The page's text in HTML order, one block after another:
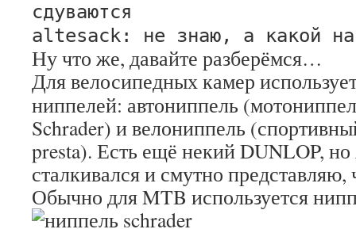
сдуваются
altesack: не знаю, а какой на
Ну что же, давайте разберёмся…
Для велосипедных камер
ниппелей: автониппель
Schrader) и велониппель
presta). Есть ещё некий DUNLOP,
сталкивался и смутно
Обычно для MTB используется